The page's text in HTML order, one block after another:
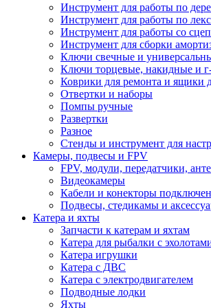
Инструмент для работы по
Инструмент для работы по
Инструмент для работы со
Инструмент для сборки
Ключи свечные и
Ключи торцевые, накидные и
Коврики для ремонта и ящики
Отвертки и наборы
Помпы ручные
Развертки
Разное
Стенды и инструмент для
Камеры, подвесы и FPV
FPV, модули, передатчики,
Видеокамеры
Кабели и конекторы
Подвесы, стедикамы и
Катера и яхты
Запчасти к катерам и яхтам
Катера для рыбалки с
Катера игрушки
Катера с ДВС
Катера с электродвигателем
Подводные лодки
Яхты